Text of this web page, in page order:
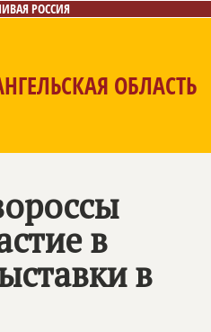
РОССИЯ
ОБЛАСТЬ
в
в